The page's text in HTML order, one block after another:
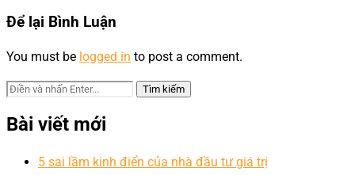
Để lại Bình Luận
You must be logged in to post a comment.
Bài viết mới
5 sai lầm kinh điển của nhà đầu tư giá trị